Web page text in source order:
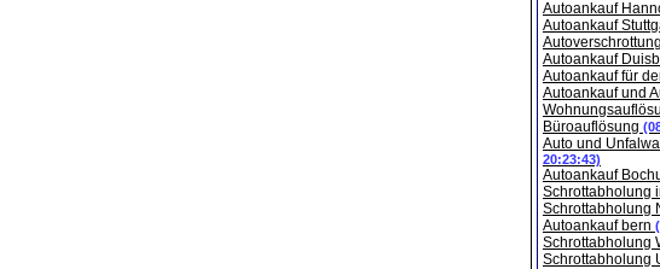
Autoankauf
Autoankauf
Autoverschrottung
Autoankauf
Autoankauf für
Autoankauf und
Büroauflösung
Auto und
20:23:43)
Autoankauf
Schrottabholung
Schrottabholung
Autoankauf bern
Schrottabholung
Schrottabholung